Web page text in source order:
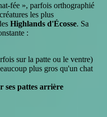
fée », parfois orthographié
les plus
Highlands d'Écosse. Sa
:
sur la patte ou le ventre)
plus gros qu'un chat
ses pattes arrière